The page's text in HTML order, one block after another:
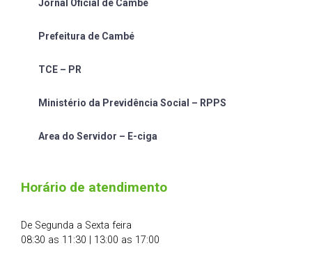
Jornal Oficial de Cambé
Prefeitura de Cambé
TCE – PR
Ministério da Previdência Social – RPPS
Area do Servidor – E-ciga
Horário de atendimento
De Segunda a Sexta feira
08:30 as 11:30 | 13:00 as 17:00